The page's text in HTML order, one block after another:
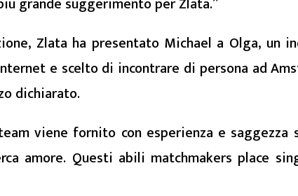
Zlata ha presentato Michael a Olga,
e scelto di incontrare di persona ad
dichiarato.
viene fornito con esperienza e
amore. Questi abili matchmakers place